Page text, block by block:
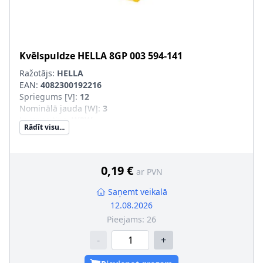
Kvēlspuldze HELLA8GP 003 594-141
Ražotājs: HELLA
EAN: 4082300192216
Spriegums [V]: 12
Nominālā jauda [W]: 3
Lampas tips:
Apgaismes ierīces tips
Kaste
7439-92-1; svins
Montāža/demontāža jāveic kvalificētam personālam!
Kvēlspuldzes cokola konstrukcija:
Rādīt visu...
0,19 € ar PVN
Saņemt veikalā
12.08.2026
Pieejams: 26
- +